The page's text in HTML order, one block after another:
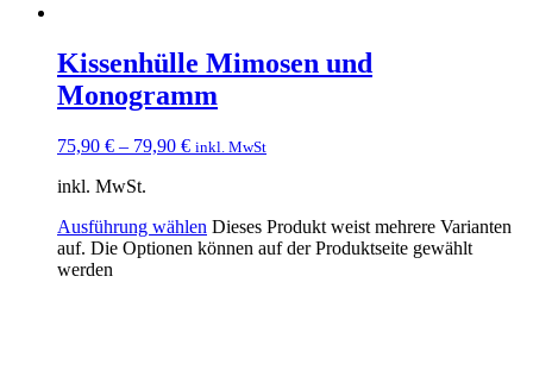
Kissenhülle Mimosen und
Monogramm
75,90 € – 79,90 € inkl. MwSt
inkl. MwSt.
Ausführung wählen Dieses Produkt weist mehrere Varianten
auf. Die Optionen können auf der Produktseite gewählt
werden